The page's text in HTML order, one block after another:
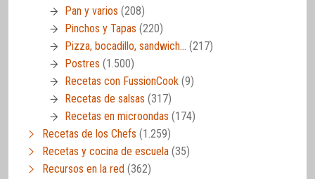
Pan y varios (208)
Pinchos y Tapas (220)
Pizza, bocadillo, sandwich… (217)
Postres (1.500)
Recetas con FussionCook (9)
Recetas de salsas (317)
Recetas en microondas (174)
Recetas de los Chefs (1.259)
Recetas y cocina de escuela (35)
Recursos en la red (362)